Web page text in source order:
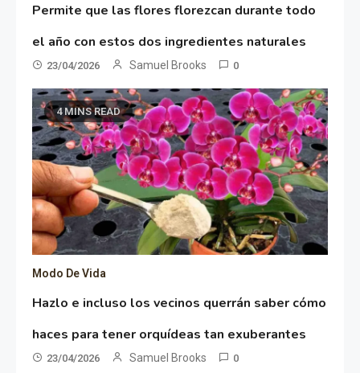
Permite que las flores florezcan durante todo
el año con estos dos ingredientes naturales
23/04/2026 Samuel Brooks 0
4 MINS READ
Modo De Vida
Hazlo e incluso los vecinos querrán saber cómo
haces para tener orquídeas tan exuberantes
23/04/2026 Samuel Brooks 0